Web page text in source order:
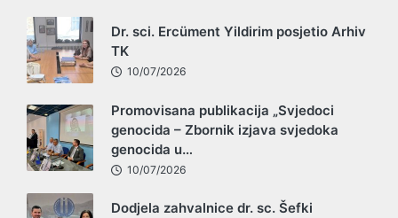
Dr. sci. Ercüment Yildirim posjetio Arhiv
TK
10/07/2026
Promovisana publikacija „Svjedoci
genocida – Zbornik izjava svjedoka
genocida u…
10/07/2026
Dodjela zahvalnice dr. sc. Šefki